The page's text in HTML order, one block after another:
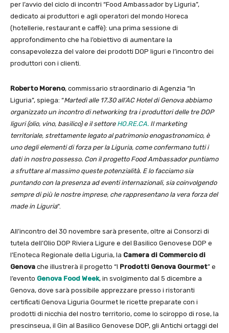
per l’avvio del ciclo di incontri “Food Ambassador by Liguria”,
dedicato ai produttori e agli operatori del mondo Horeca
(hotellerie, restaurant e caffè): una prima sessione di
approfondimento che ha l’obiettivo di aumentare la
consapevolezza del valore dei prodotti DOP liguri e l’incontro dei
produttori con i clienti.
Roberto Moreno, commissario straordinario di Agenzia “In
Liguria”, spiega: “Martedì alle 17.30 all’AC Hotel di Genova abbiamo
organizzato un incontro di networking tra i produttori delle tre DOP
liguri (olio, vino, basilico) e il settore HO.RE.CA. Il marketing
territoriale, strettamente legato al patrimonio enogastronomico, è
uno degli elementi di forza per la Liguria, come confermano tutti i
dati in nostro possesso. Con il progetto Food Ambassador puntiamo
a sfruttare al massimo queste potenzialità. E lo facciamo sia
puntando con la presenza ad eventi internazionali, sia coinvolgendo
sempre di più le nostre imprese, che rappresentano la vera forza del
made in Liguria“.
All’incontro del 30 novembre sarà presente, oltre ai Consorzi di
tutela dell’Olio DOP Riviera Ligure e del Basilico Genovese DOP e
l’Enoteca Regionale della Liguria, la Camera di Commercio di
Genova che illustrerà il progetto “I Prodotti Genova Gourmet” e
l’evento Genova Food Week, in svolgimento dal 5 dicembre a
Genova, dove sarà possibile apprezzare presso i ristoranti
certificati Genova Liguria Gourmet le ricette preparate con i
prodotti di nicchia del nostro territorio, come lo sciroppo di rose, la
prescinseua, il Gin al Basilico Genovese DOP, gli Antichi ortaggi del